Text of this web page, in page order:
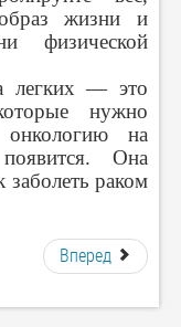
образ жизни и
физической
легких — это
нужно
на
Она
заболеть раком
Вперед